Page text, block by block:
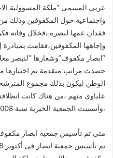
عربي المسمى “ملكة المسؤولية
واجتماعية حول المكفوفين وذلك
فقدان عمها لبصره ،فخلال وفاته
وإجاهها المكفوفين،فقامت
“ابصار مكفوف”وشعارها “لنبصر
علياوي منهم ،من هناك كانت
،وأسست الجمعية الخيرية سنة 2008
متى تم تأسيس جمعية ابصار مكفوف